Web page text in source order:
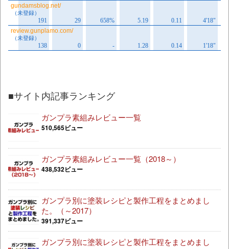
■サイト内記事ランキング
ガンプラ素組みレビュー一覧
510,565ビュー
ガンプラ素組みレビュー一覧（2018～）
438,532ビュー
ガンプラ別に塗装レシピと製作工程をまとめまし
た。（～2017）
391,337ビュー
ガンプラ別に塗装レシピと製作工程をまとめまし